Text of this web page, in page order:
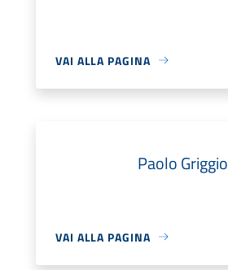
VAI ALLA PAGINA
Paolo Griggio
VAI ALLA PAGINA